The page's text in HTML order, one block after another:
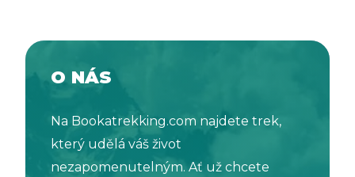
O NÁS
Na Bookatrekking.com najdete trek,
který udělá váš život
nezapomenutelným. Ať už chcete